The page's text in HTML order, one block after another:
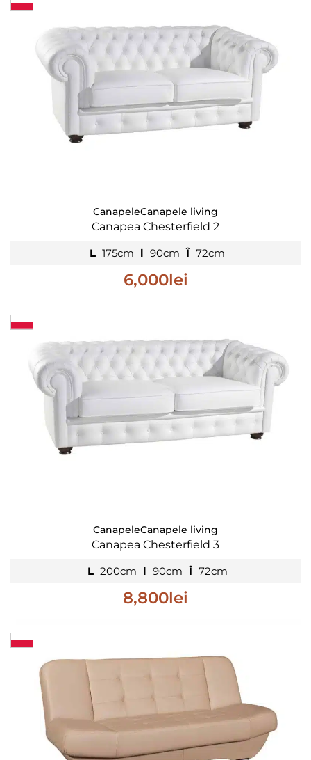
CanapeleCanapele living
Canapea Chesterfield 2
L 175cm l 90cm Î 72cm
6,000lei
CanapeleCanapele living
Canapea Chesterfield 3
L 200cm l 90cm Î 72cm
8,800lei